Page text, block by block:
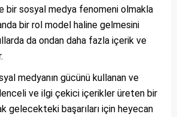
bir sosyal medya fenomeni olmakla
bir rol model haline gelmesini
da ondan daha fazla içerik ve
medyanın gücünü kullanan ve
ve ilgi çekici içerikler üreten bir
gelecekteki başarıları için heyecan